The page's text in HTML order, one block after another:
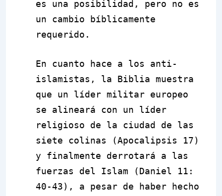
es una posibilidad, pero no es
un cambio bíblicamente
requerido.
En cuanto hace a los anti-
islamistas, la Biblia muestra
que un líder militar europeo
se alineará con un líder
religioso de la ciudad de las
siete colinas (Apocalipsis 17)
y finalmente derrotará a las
fuerzas del Islam (Daniel 11:
40-43), a pesar de haber hecho